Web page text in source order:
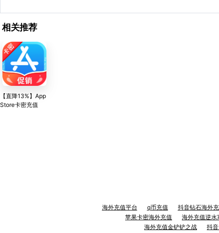
相关推荐
【直降13%】App
Store卡密充值
海外充值平台 q币充值
抖音钻石海外
苹果卡密海外充值
海外充值逆水
海外充值金铲铲之战
抖